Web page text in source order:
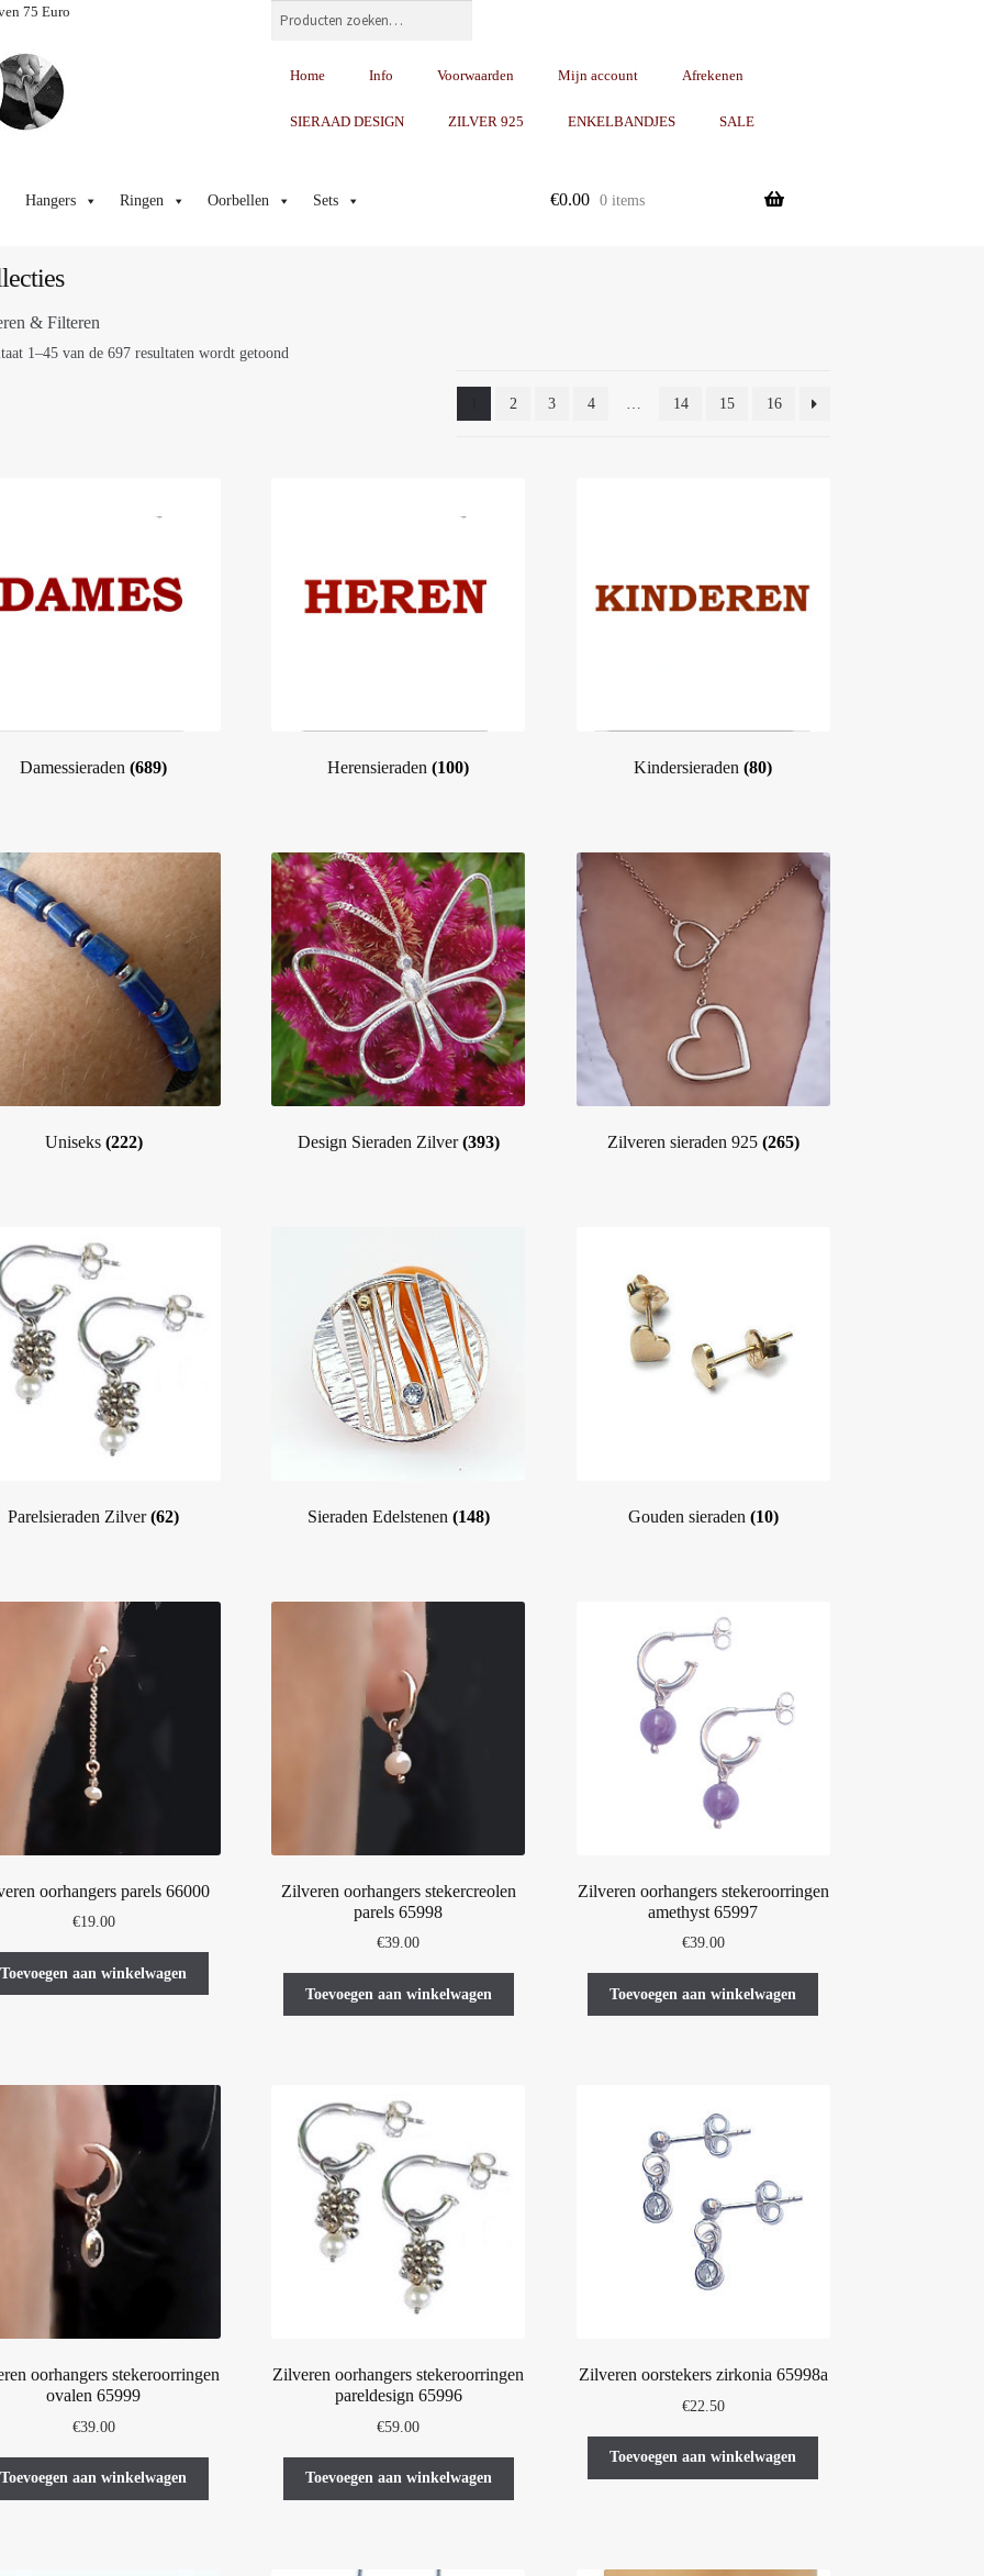
75 Euro Zoeken
Home Info Voorwaarden Mijn account Afrekenen
SIERAAD DESIGN ZILVER 925 ENKELBANDJES SALE
Hangers Ringen Oorbellen Sets €0.00 0 items
& Filteren
1–45 van de 697 resultaten wordt getoond
2 3 4 14 15 16
Damessieraden(689) Herensieraden(100) Kindersieraden(80)
Uniseks (222) Design Sieraden Zilver(393) Zilveren sieraden 925 (265)
Parelsieraden Zilver(62) Sieraden Edelstenen (148) Gouden sieraden (10)
oorhangers parels 66000
€19.00
Toevoegen aan winkelwagen
Zilveren oorhangers stekercreolen
parels 65998
€39.00
Toevoegen aan winkelwagen
Zilveren oorhangers stekeroorringen
amethyst 65997
€39.00
Toevoegen aan winkelwagen
oorhangers stekeroorringen
ovalen 65999
€39.00
Toevoegen aan winkelwagen
Zilveren oorhangers stekeroorringen
pareldesign 65996
€59.00
Toevoegen aan winkelwagen
Zilveren oorstekers zirkonia 65998a
€22.50
Toevoegen aan winkelwagen